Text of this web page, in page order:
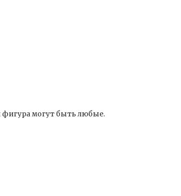
могут быть любые.